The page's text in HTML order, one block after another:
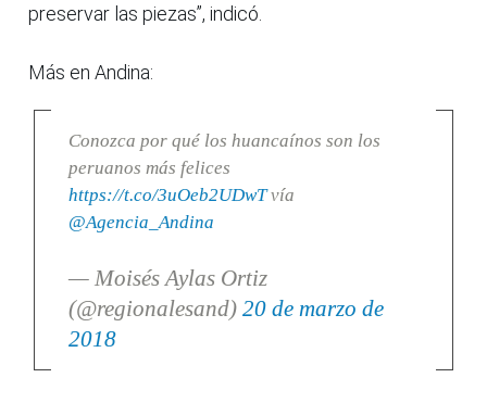
preservar las piezas”, indicó.
Más en Andina:
Conozca por qué los huancaínos son los
peruanos más felices
https://t.co/3uOeb2UDwTvía
@Agencia_Andina
— Moisés Aylas Ortiz
(@regionalesand) 20 de marzo de
2018